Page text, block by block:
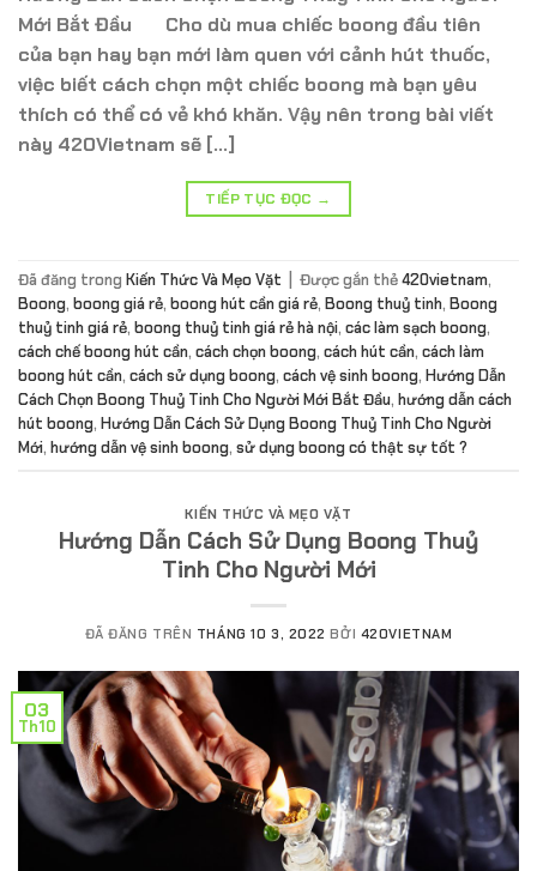
Mới Bắt Đầu Cho dù mua chiếc boong đầu tiên
của bạn hay bạn mới làm quen với cảnh hút thuốc,
việc biết cách chọn một chiếc boong mà bạn yêu
thích có thể có vẻ khó khăn. Vậy nên trong bài viết
này 420Vietnam sẽ […]
TIẾP TỤC ĐỌC →
Đã đăng trong Kiến Thức Và Mẹo Vặt Được gắn thẻ420vietnam,
Boong, boong giá rẻ, boong hút cần giá rẻ, Boong thuỷ tinh, Boong
thuỷ tinh giá rẻ, boong thuỷ tinh giá rẻ hà nội, các làm sạch boong,
cách chế boong hút cần, cách chọn boong, cách hút cần, cách làm
boong hút cần, cách sử dụng boong, cách vệ sinh boong, Hướng Dẫn
Cách Chọn Boong Thuỷ Tinh Cho Người Mới Bắt Đầu, hướng dẫn cách
hút boong, Hướng Dẫn Cách Sử Dụng Boong Thuỷ Tinh Cho Người
Mới, hướng dẫn vệ sinh boong, sử dụng boong có thật sự tốt ?
KIẾN THỨC VÀ MẸO VẶT
Hướng Dẫn Cách Sử Dụng Boong Thuỷ
Tinh Cho Người Mới
ĐÃ ĐĂNG TRÊN THÁNG 10 3, 2022 BỞI 420VIETNAM
03
Th10